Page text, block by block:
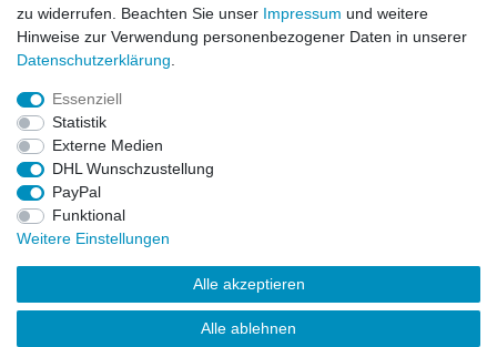
Abonnieren
Impressum
Widerrufs­recht
zu widerrufen. Beachten Sie unser Impressum und weitere
Hinweise zur Verwendung personenbezogener Daten in unserer
Daten­schutz­erklärung
Essenziell
Statistik
Externe Medien
DHL Wunschzustellung
PayPal
Funktional
Weitere Einstellungen
Alle akzeptieren
Alle ablehnen
LissyInterMo Modellautos Modellbausätze Vitrinen Modellautos
bekannter Hersteller Autoart Minichamps 1:43 1:18 1:12
Sonderangebote Top-Angebote Neu OVP Modelcars